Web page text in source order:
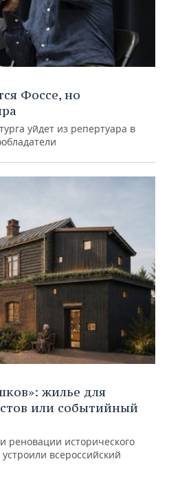
Фоссе, но
уйдет из репертуара в
жилье для
или событийный
реновации исторического
всероссийский